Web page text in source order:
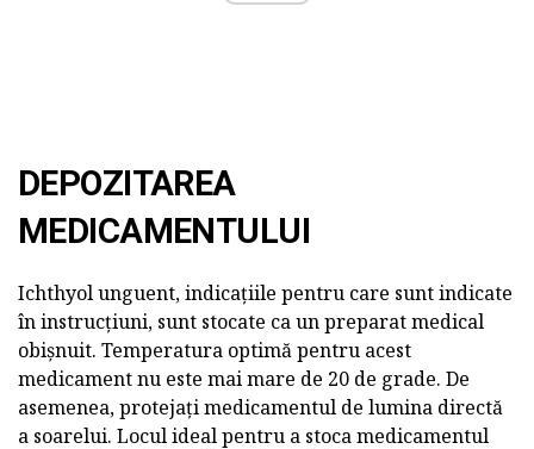
DEPOZITAREA
MEDICAMENTULUI
Ichthyol unguent, indicațiile pentru care sunt indicate
în instrucțiuni, sunt stocate ca un preparat medical
obișnuit. Temperatura optimă pentru acest
medicament nu este mai mare de 20 de grade. De
asemenea, protejați medicamentul de lumina directă
a soarelui. Locul ideal pentru a stoca medicamentul